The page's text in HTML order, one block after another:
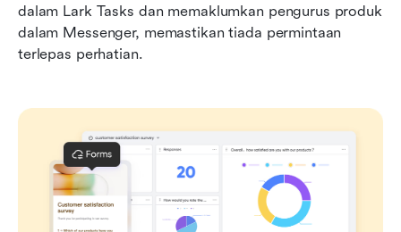
dalam Lark Tasks dan memaklumkan pengurus produk
dalam Messenger, memastikan tiada permintaan
terlepas perhatian.